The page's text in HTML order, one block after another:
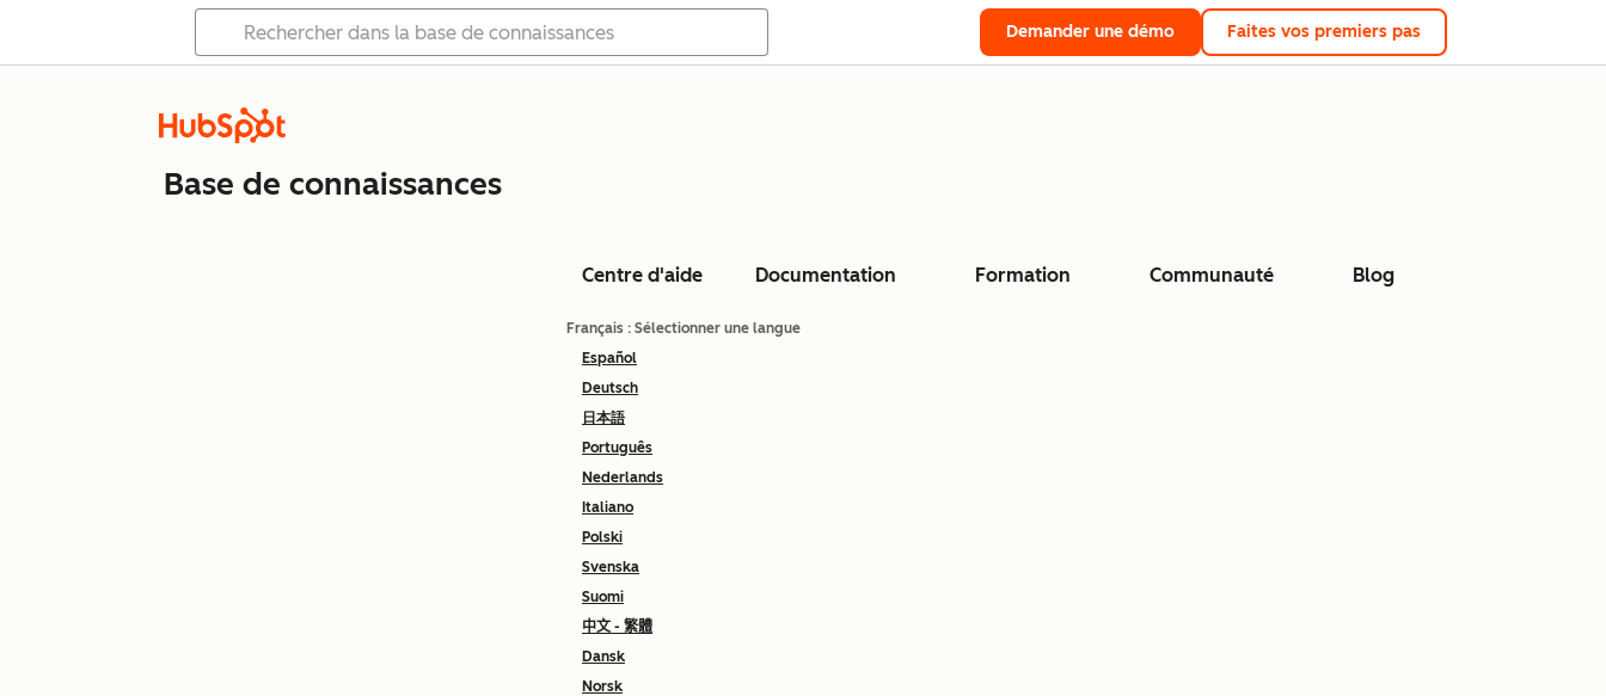
Demander une démo Faites vos premiers pas
Base de connaissances
Centre d'aide Documentation Formation Communauté Blog
Français : Sélectionner une langue
Español
Deutsch
日本語
Português
Nederlands
Italiano
Polski
Svenska
Suomi
中文 - 繁體
Dansk
Norsk